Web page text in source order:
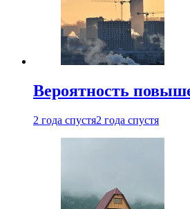
Вероятность
2 года спустя2 года спустя